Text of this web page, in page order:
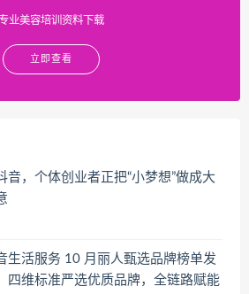
业美容培训资料下载
立即查看
音，个体创业者正把“小梦想”做成大
生活服务 10 月丽人甄选品牌榜单发
四维标准严选优质品牌，全链路赋能